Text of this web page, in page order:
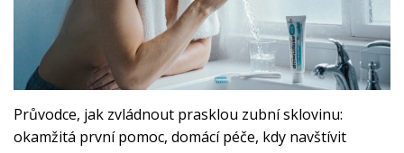
Průvodce, jak zvládnout prasklou zubní sklovinu:
okamžitá první pomoc, domácí péče, kdy navštívit